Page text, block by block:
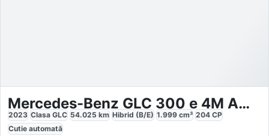
Mercedes-Benz GLC 300 e 4M AMG Night Prem FAP DigiL
2023 Clasa GLC 54.025 km Hibrid (B/E) 1.999 cm³ 204 CP
Cutie automată